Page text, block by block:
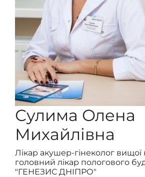
Сулима Олена
Михайлівна
Лікар акушер-гінеколог вищої
головний лікар пологового
"ГЕНЕЗИС ДНІПРО"